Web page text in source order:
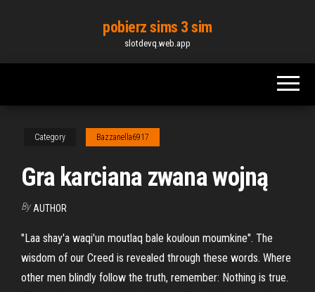
content
pobierz sims 3 sim
slotdevq.web.app
Category Bazzanella6917
Gra karciana zwana wojną
By AUTHOR
"Laa shay'a waqi'un moutlaq bale kouloun moumkine". The
wisdom of our Creed is revealed through these words. Where
other men blindly follow the truth, remember: Nothing is true.